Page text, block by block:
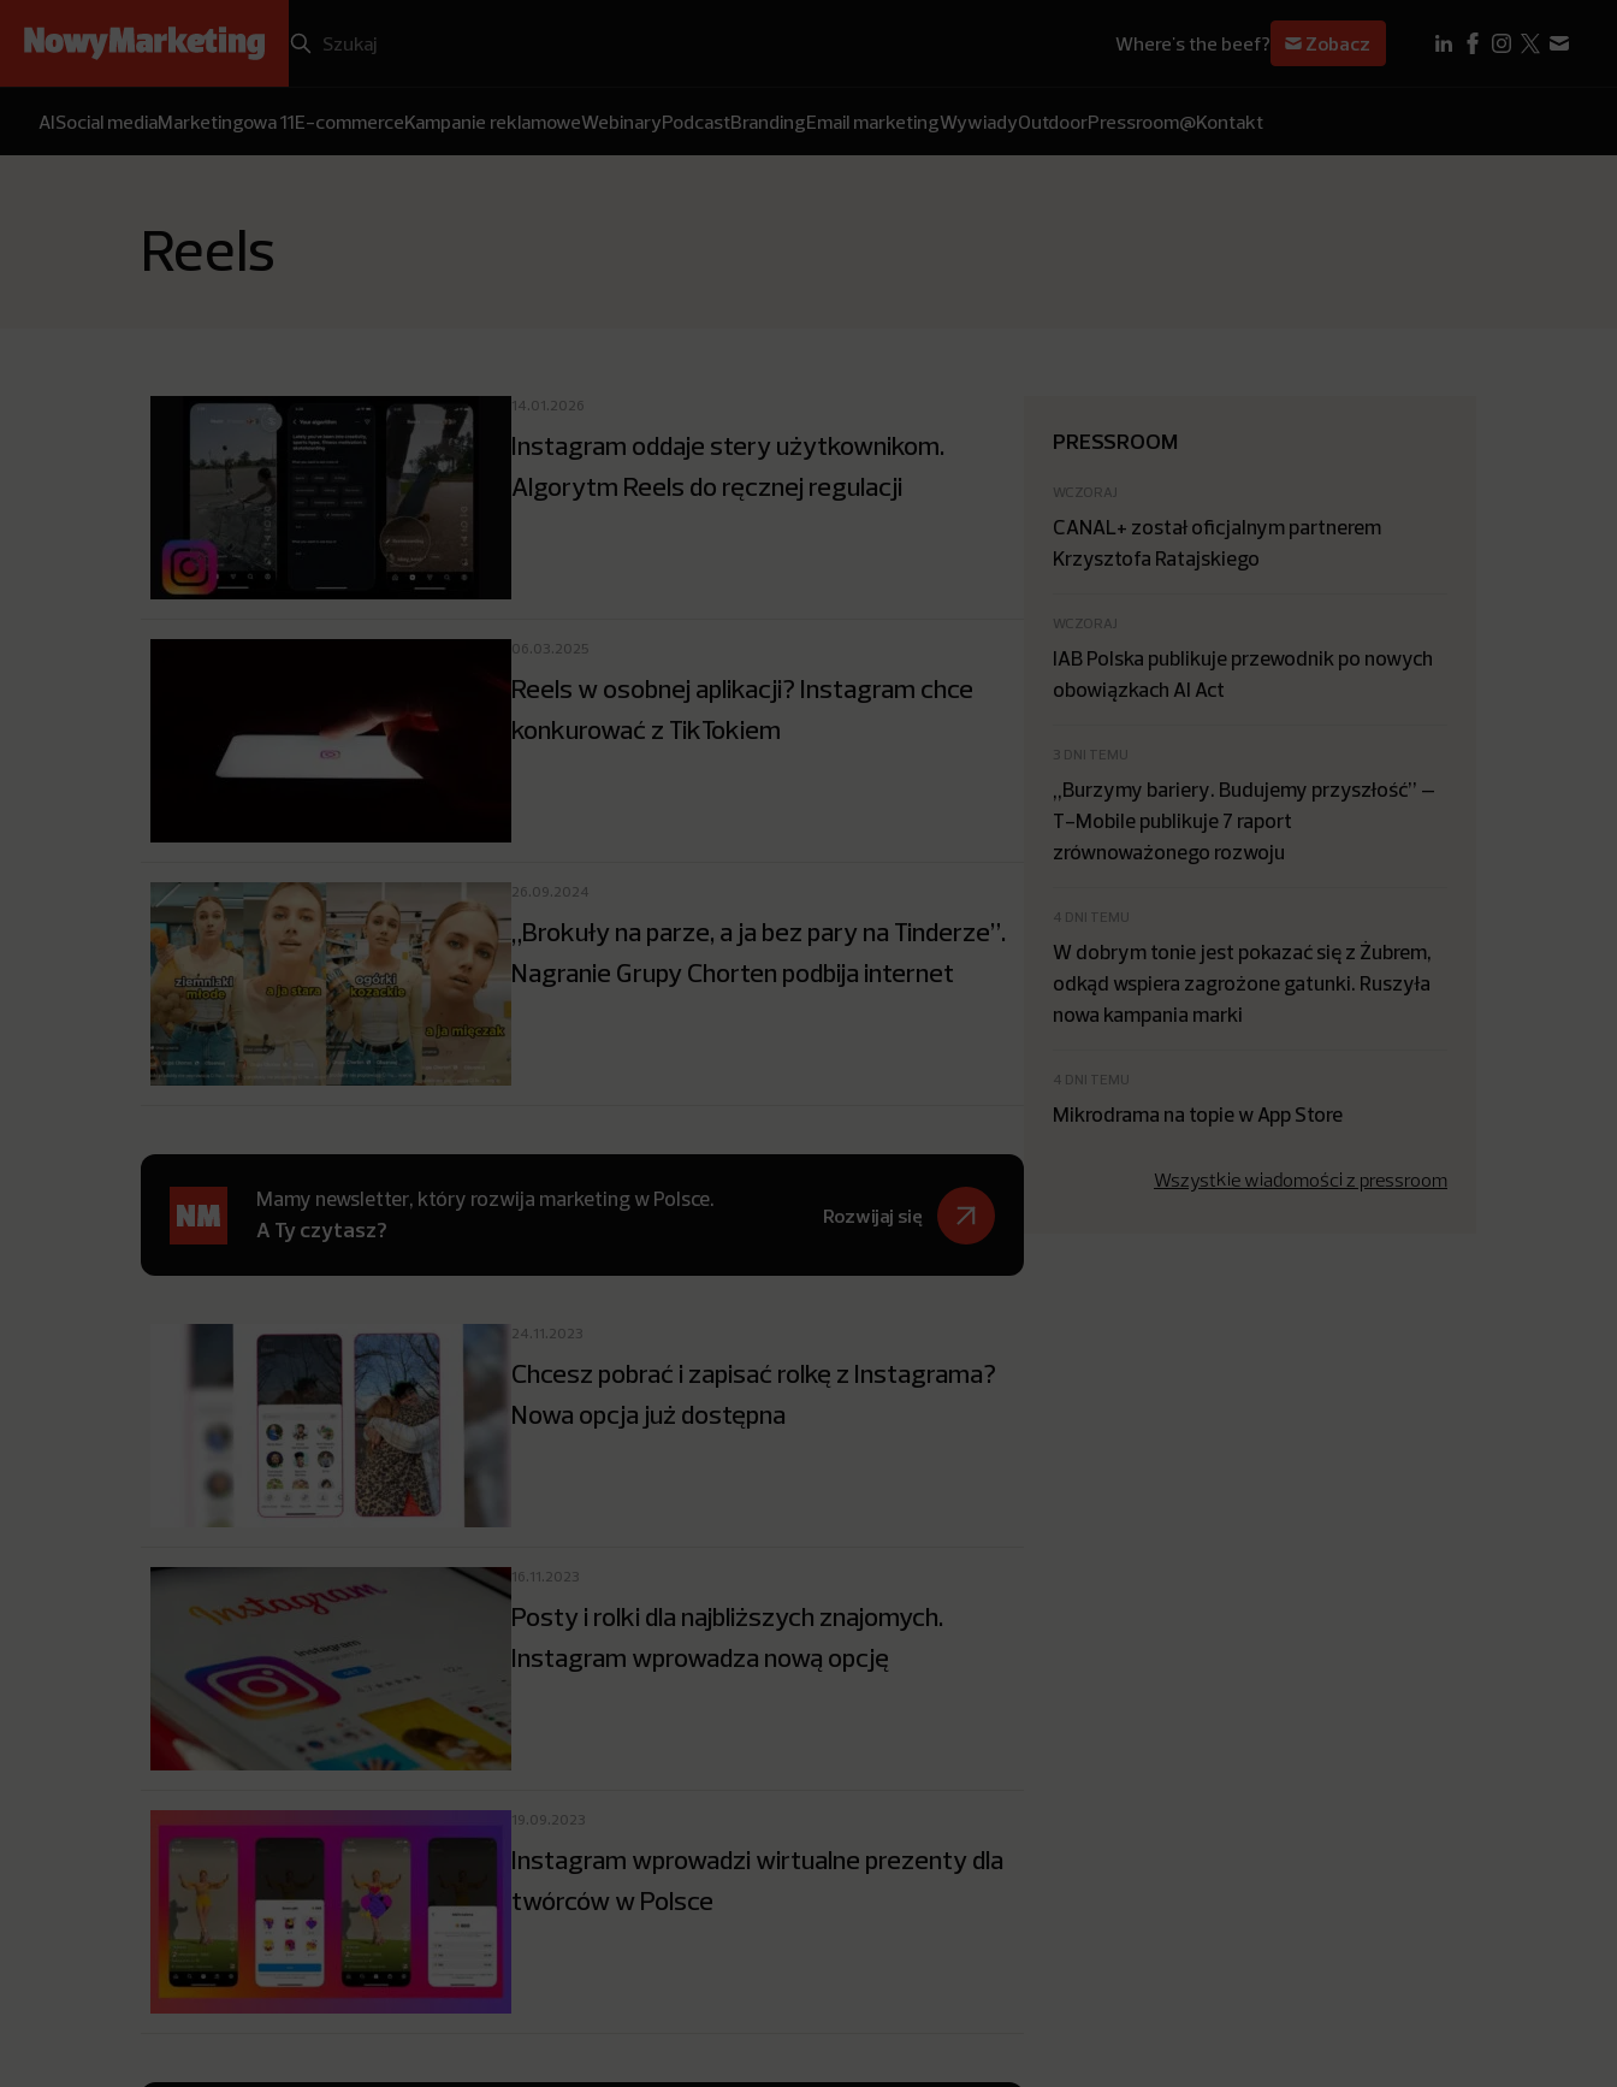
Where's the beef? Zobacz
AISocial mediaMarketingowa 11E-commerceKampanie reklamoweWebinaryPodcastBrandingEmail marketingWywiadyOutdoorPressroom@Kontakt
Reels
14.01.2026
Instagram oddaje stery użytkownikom.
Algorytm Reels do ręcznej regulacji
06.03.2025
Reels w osobnej aplikacji? Instagram chce
konkurować z TikTokiem
26.09.2024
„Brokuły na parze, a ja bez pary na Tinderze”.
Nagranie Grupy Chorten podbija internet
Mamy newsletter, który rozwija marketing w Polsce.
A Ty czytasz?
Rozwijaj się
24.11.2023
Chcesz pobrać i zapisać rolkę z Instagrama?
Nowa opcja już dostępna
16.11.2023
Posty i rolki dla najbliższych znajomych.
Instagram wprowadza nową opcję
19.09.2023
Instagram wprowadzi wirtualne prezenty dla
twórców w Polsce
PRESSROOM
WCZORAJ
CANAL+ został oficjalnym partnerem
Krzysztofa Ratajskiego
WCZORAJ
IAB Polska publikuje przewodnik po nowych
obowiązkach AI Act
3 DNI TEMU
„Burzymy bariery. Budujemy przyszłość” –
T-Mobile publikuje 7 raport
zrównoważonego rozwoju
4 DNI TEMU
W dobrym tonie jest pokazać się z Żubrem,
odkąd wspiera zagrożone gatunki. Ruszyła
nowa kampania marki
4 DNI TEMU
Mikrodrama na topie w App Store
Wszystkie wiadomości z pressroom